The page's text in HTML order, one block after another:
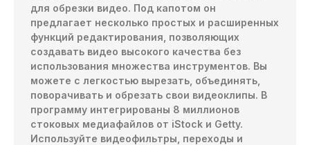
для обрезки видео. Под капотом он
предлагает несколько простых и расширенных
функций редактирования, позволяющих
создавать видео высокого качества без
использования множества инструментов. Вы
можете с легкостью вырезать, объединять,
поворачивать и обрезать свои видеоклипы. В
программу интегрированы 8 миллионов
стоковых медиафайлов от iStock и Getty.
Используйте видеофильтры, переходы и